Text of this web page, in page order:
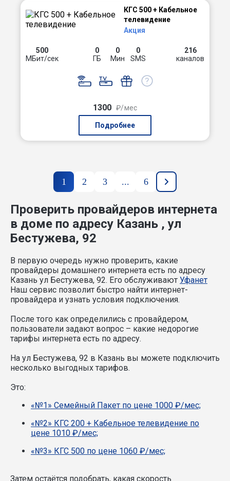
КГС 500 + Кабельное
телевидение
Акция
500
МБит/сек
0
ГБ
0
Мин
0
SMS
216
каналов
1300 ₽/мес
Подробнее
1 2 3 ... 6
Проверить провайдеров интернета
в доме по адресу Казань , ул
Бестужева, 92
В первую очередь нужно проверить, какие
провайдеры домашнего интернета есть по адресу
Казань ул Бестужева, 92. Его обслуживают Уфанет
Наш сервис позволит быстро найти интернет-
провайдера и узнать условия подключения.
После того как определились с провайдером,
пользователи задают вопрос – какие недорогие
тарифы интернета есть по адресу.
На ул Бестужева, 92 в Казань вы можете подключить
несколько выгодных тарифов.
Это:
«№1» Семейный Пакет по цене 1000 ₽/мес;
«№2» КГС 200 + Кабельное телевидение по
цене 1010 ₽/мес;
«№3» КГС 500 по цене 1060 ₽/мес;
Затем остаётся подобрать, какая скорость